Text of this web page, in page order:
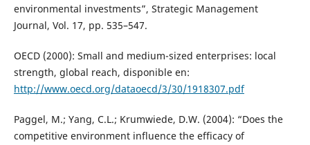
environmental investments”, Strategic Management
Journal, Vol. 17, pp. 535–547.
OECD (2000): Small and medium-sized enterprises: local
strength, global reach, disponible en:
http://www.oecd.org/dataoecd/3/30/1918307.pdf
Paggel, M.; Yang, C.L.; Krumwiede, D.W. (2004): “Does the
competitive environment influence the efficacy of